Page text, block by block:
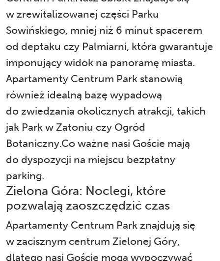
w zrewitalizowanej części Parku
Sowińskiego, mniej niż 6 minut spacerem
od deptaku czy Palmiarni, która gwarantuje
imponujący widok na panoramę miasta.
Apartamenty Centrum Park stanowią
również idealną bazę wypadową
do zwiedzania okolicznych atrakcji, takich
jak Park w Zatoniu czy Ogród
Botaniczny.Co ważne nasi Goście mają
do dyspozycji na miejscu bezpłatny
parking.
Zielona Góra: Noclegi, które
pozwalają zaoszczędzić czas
Apartamenty Centrum Park znajdują się
w zacisznym centrum Zielonej Góry,
dlatego nasi Goście mogą wypoczywać